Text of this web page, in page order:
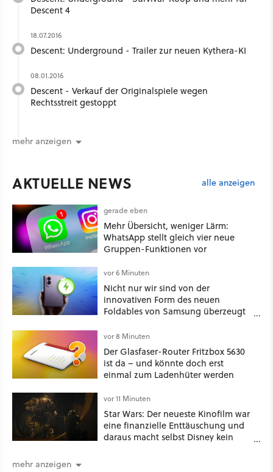
Descent 4
18.07.2016
Descent: Underground - Trailer zur neuen Kythera-KI
08.01.2016
Descent - Verkauf der Originalspiele wegen
Rechtsstreit gestoppt
mehr anzeigen
AKTUELLE NEWS alle anzeigen
gerade eben
Mehr Übersicht, weniger Lärm:
WhatsApp stellt gleich vier neue
Gruppen-Funktionen vor
vor 6 Minuten
Nicht nur wir sind von der
innovativen Form des neuen
Foldables von Samsung überzeugt
neue Vorbesteller-Rekorde auf
vor 8 Minuten
Der Glasfaser-Router Fritzbox 5630
ist da – und könnte doch erst
einmal zum Ladenhüter werden
vor 11 Minuten
Star Wars: Der neueste Kinofilm war
eine finanzielle Enttäuschung und
daraus macht selbst Disney kein
mehr anzeigen